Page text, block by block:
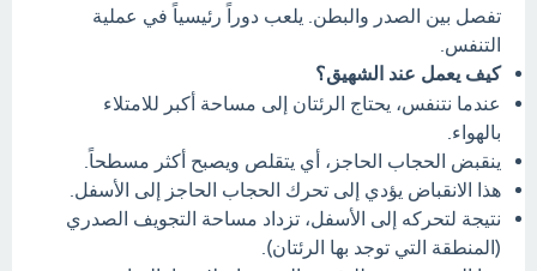
تفصل بين الصدر والبطن. يلعب دوراً رئيسياً في عملية
التنفس.
كيف يعمل عند الشهيق؟
عندما نتنفس، يحتاج الرئتان إلى مساحة أكبر للامتلاء
بالهواء.
ينقبض الحجاب الحاجز، أي يتقلص ويصبح أكثر مسطحاً.
هذا الانقباض يؤدي إلى تحرك الحجاب الحاجز إلى الأسفل.
نتيجة لتحركه إلى الأسفل، تزداد مساحة التجويف الصدري
(المنطقة التي توجد بها الرئتان).